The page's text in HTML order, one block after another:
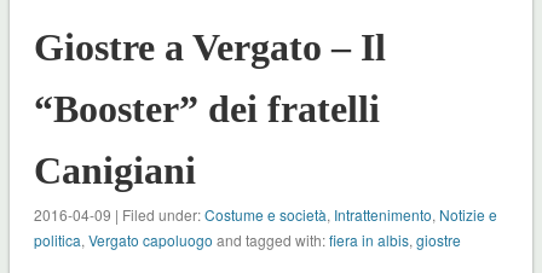
Giostre a Vergato – Il
“Booster” dei fratelli
Canigiani
2016-04-09 | Filed under:Costume e società, Intrattenimento, Notizie e
politica, Vergato capoluogo and tagged with:fiera in albis, giostre